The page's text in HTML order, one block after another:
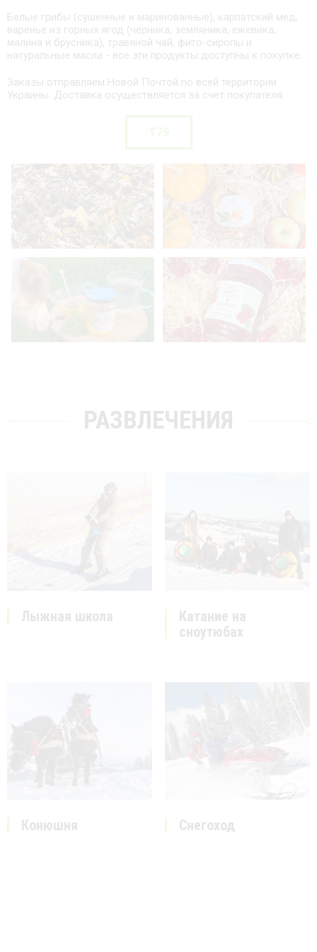
Белые грибы (сушенные и маринованные), карпатский мед,
варенье из горных ягод (черника, земляника, ежевика,
малина и брусника), травяной чай, фито-сиропы и
натуральные масла - все эти продукты доступны к покупке.
Заказы отправляем Новой Почтой по всей территории
Украины. Доставка осуществляется за счет покупателя.
РАЗВЛЕЧЕНИЯ
Лыжная школа
Катание на
сноутюбах
Конюшня Снегоход